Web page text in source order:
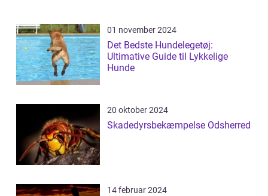
01 november 2024
Det Bedste Hundelegetøj:
Ultimative Guide til Lykkelige
Hunde
20 oktober 2024
Skadedyrsbekæmpelse Odsherred
14 februar 2024